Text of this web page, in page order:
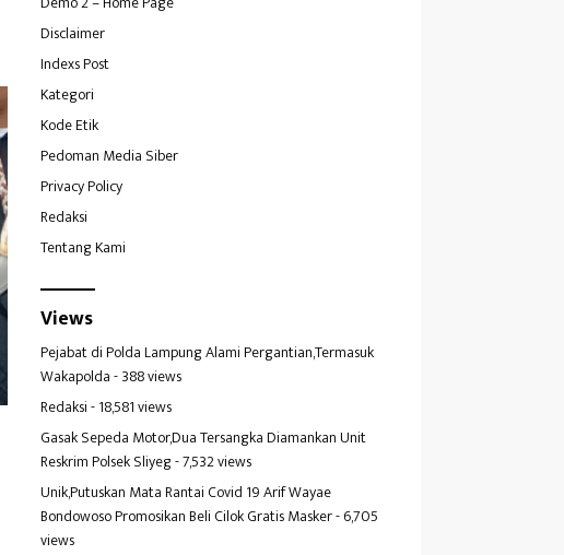
Disclaimer
Indexs Post
Kategori
Kode Etik
Pedoman Media Siber
Privacy Policy
Redaksi
Tentang Kami
Views
Pejabat di Polda Lampung Alami Pergantian,Termasuk
Wakapolda- 388 views
Redaksi- 18,581 views
Gasak Sepeda Motor,Dua Tersangka Diamankan Unit
Reskrim Polsek Sliyeg- 7,532 views
Unik,Putuskan Mata Rantai Covid 19 Arif Wayae
Bondowoso Promosikan Beli Cilok Gratis Masker- 6,705
views